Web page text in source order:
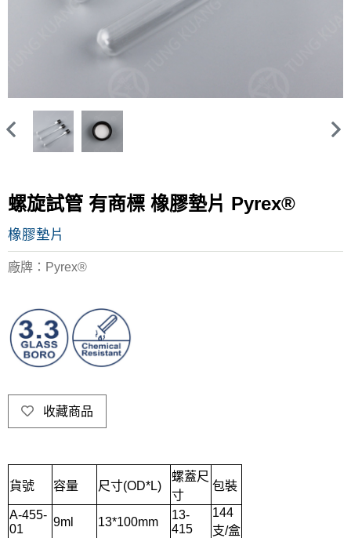
螺旋試管 有商標 橡膠墊片 Pyrex®
橡膠墊片
廠牌：Pyrex®
收藏商品
貨號 容量 尺寸(OD*L)
螺蓋尺
寸
包裝
A-455-
01
9ml 13*100mm
13-
415
144
支/盒